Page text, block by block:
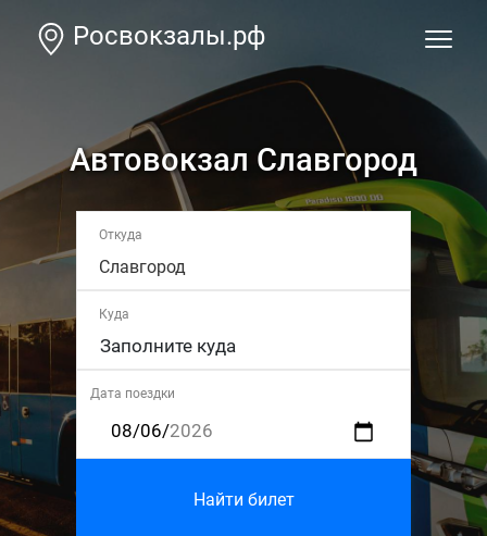
Росвокзалы.рф
Автовокзал Славгород
Откуда
Славгород
Куда
Дата поездки
Найти билет